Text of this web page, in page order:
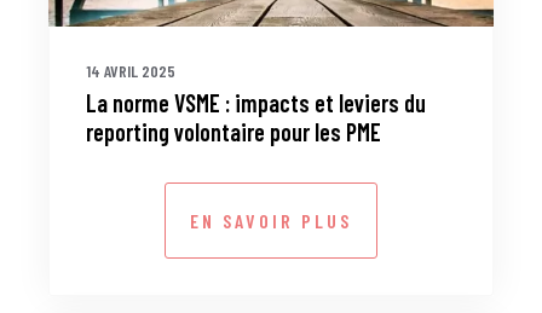
14 AVRIL 2025
La norme VSME : impacts et leviers du
reporting volontaire pour les PME
EN SAVOIR PLUS